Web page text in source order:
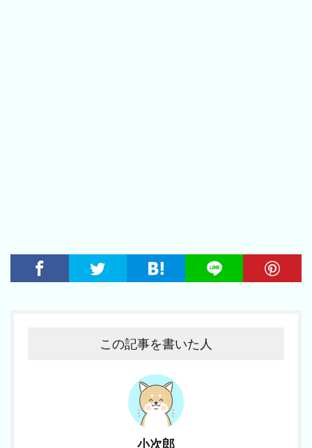
この記事を書いた人
小次郎